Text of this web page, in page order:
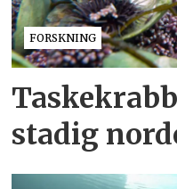
FORSKNING
stadig